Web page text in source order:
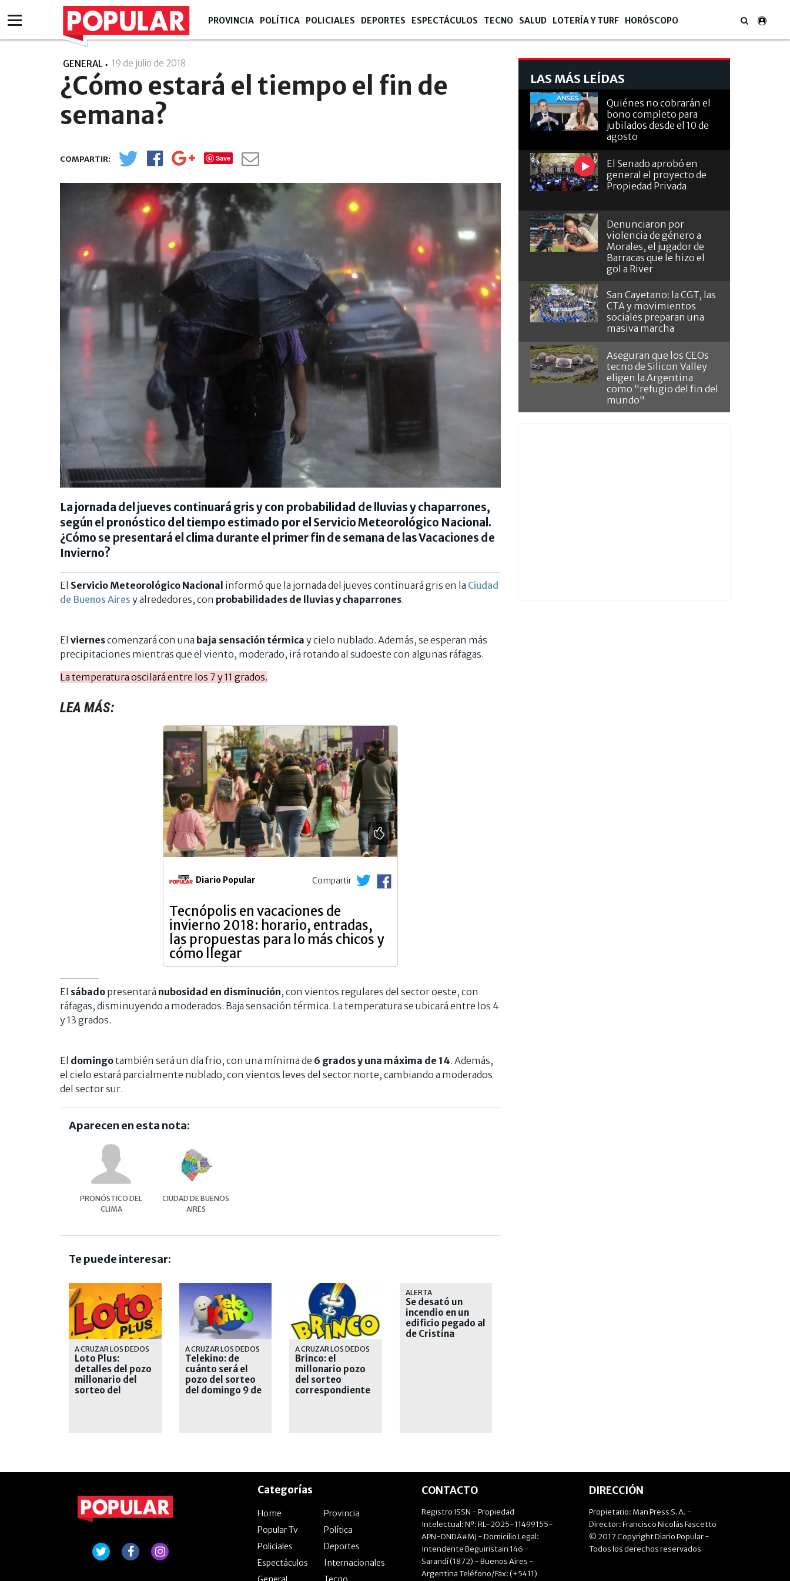
PROVINCIA POLÍTICA POLICIALES DEPORTES ESPECTÁCULOS TECNO SALUD LOTERÍA Y TURF HORÓSCOPO
GENERAL 19 de julio de 2018
¿Cómo estará el tiempo el fin de
semana?
Save
La jornada del jueves continuará gris y con probabilidad de lluvias y chaparrones,
según el pronóstico del tiempo estimado por el Servicio Meteorológico Nacional.
¿Cómo se presentará el clima durante el primer fin de semana de las Vacaciones de
Invierno?
El Servicio Meteorológico Nacional informó que la jornada del jueves continuará gris en la Ciudad
de Buenos Aires y alrededores, con probabilidades de lluvias y chaparrones.
El viernescomenzará con una baja sensación térmica y cielo nublado. Además, se esperan más
precipitaciones mientras que el viento, moderado, irá rotando al sudoeste con algunas ráfagas.
La temperatura oscilará entre los 7 y 11 grados.
LEA MÁS:
Diario Popular Compartir
Tecnópolis en vacaciones de
invierno 2018: horario, entradas,
las propuestas para lo más chicos y
cómo llegar
El sábado presentará nubosidad en disminución, con vientos regulares del sector oeste, con
ráfagas, disminuyendo a moderados. Baja sensación térmica. La temperatura se ubicará entre los 4
y 13 grados.
El domingotambién será un día frio, con una mínima de 6 grados y una máxima de 14. Además,
el cielo estará parcialmente nublado, con vientos leves del sector norte, cambiando a moderados
del sector sur.
Aparecen en esta nota:
PRONÓSTICO DEL
CLIMA
CIUDAD DE BUENOS
AIRES
Te puede interesar:
A CRUZAR LOS DEDOS
Loto Plus:
detalles del pozo
millonario del
sorteo del
A CRUZAR LOS DEDOS
Telekino: de
cuánto será el
pozo del sorteo
del domingo 9 de
A CRUZAR LOS DEDOS
Brinco: el
millonario pozo
del sorteo
correspondiente
ALERTA
Se desató un
incendio en un
edificio pegado al
de Cristina
LAS MÁS LEÍDAS
Quiénes no cobrarán el
bono completo para
jubilados desde el 10 de
agosto
El Senado aprobó en
general el proyecto de
Propiedad Privada
Denunciaron por
violencia de género a
Morales, el jugador de
Barracas que le hizo el
gol a River
San Cayetano: la CGT, las
CTA y movimientos
sociales preparan una
masiva marcha
Aseguran que los CEOs
tecno de Silicon Valley
eligen la Argentina
como "refugio del fin del
mundo"
Categorías
Home
Provincia
Popular Tv
Política
Policiales
Deportes
Espectáculos
Internacionales
CONTACTO
Registro ISSN - Propiedad
Intelectual: Nº: RL-2025-11499155-
APN-DNDA#MJ - Domicilio Legal:
Intendente Beguiristain 146 -
Sarandí (1872) - Buenos Aires -
Argentina Teléfono/Fax: (+5411)
DIRECCIÓN
Propietario: Man Press S.A. -
Director: Francisco Nicolás Fascetto
© 2017 Copyright Diario Popular -
Todos los derechos reservados